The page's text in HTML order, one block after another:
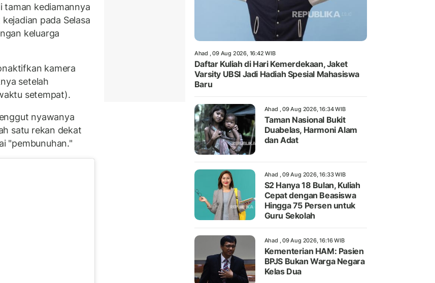
taman kediamannya
pada Selasa
keluarga
kamera
setelah
setempat).
nyawanya
satu rekan dekat
"pembunuhan."
Ahad , 09 Aug 2026, 16:42 WIB
Daftar Kuliah di Hari Kemerdekaan, Jaket
Varsity UBSI Jadi Hadiah Spesial Mahasiswa
Baru
Ahad , 09 Aug 2026, 16:34 WIB
Taman Nasional Bukit
Duabelas, Harmoni Alam
dan Adat
Ahad , 09 Aug 2026, 16:33 WIB
S2 Hanya 18 Bulan, Kuliah
Cepat dengan Beasiswa
Hingga 75 Persen untuk
Guru Sekolah
Ahad , 09 Aug 2026, 16:16 WIB
Kementerian HAM: Pasien
BPJS Bukan Warga Negara
Kelas Dua